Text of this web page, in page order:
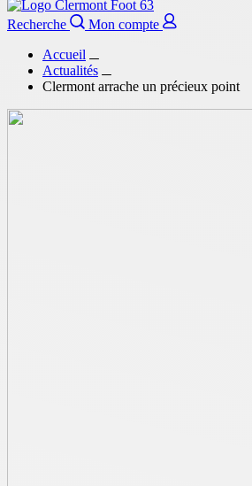
Recherche
Mon compte
Accueil
Actualités
Clermont arrache un précieux point